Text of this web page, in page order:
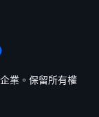
業。保留所有權